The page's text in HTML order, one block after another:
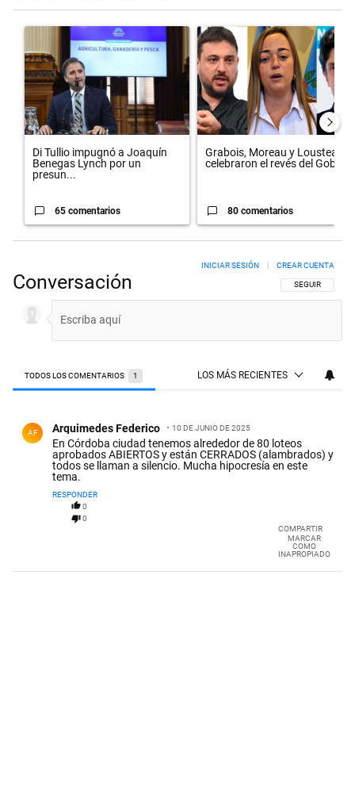
Un artículo de tendencia con el título "Di Tullio impugnó a Joaquín
Di Tullio impugnó a Joaquín
Benegas Lynch por un
presun...
65 comentarios
Un artículo de tendencia con el
Grabois, Moreau y Lousteau
celebraron el revés del Gobi...
80 comentarios
Conversación SIGA ESTA
SEGUIR
INICIAR SESIÓN | CREAR CUENTA
TODOS LOS COMENTARIOS 1 LOS MÁS RECIENTES
AF Arquimedes Federico 10 DE JUNIO DE 2025
En Córdoba ciudad tenemos alrededor de 80 loteos
aprobados ABIERTOS y están CERRADOS (alambrados) y
todos se llaman a silencio. Mucha hipocresía en este
tema.
RESPONDER
0
0
COMPARTIR
MARCAR
COMO
INAPROPIADO